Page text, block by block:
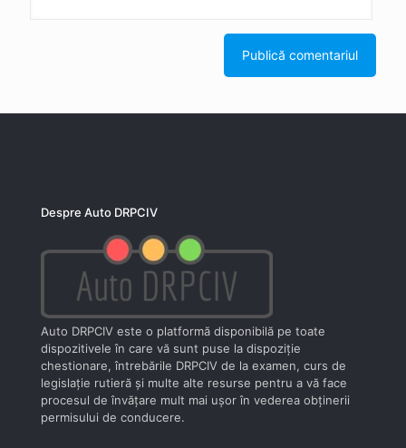
Despre Auto DRPCIV
Auto DRPCIV este o platformă disponibilă pe toate
dispozitivele în care vă sunt puse la dispoziţie
chestionare, întrebările DRPCIV de la examen, curs de
legislaţie rutieră şi multe alte resurse pentru a vă face
procesul de învăţare mult mai uşor în vederea obţinerii
permisului de conducere.